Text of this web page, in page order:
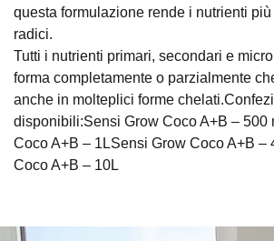
questa formulazione rende i nutrienti
radici.
Tutti i nutrienti primari, secondari e
forma completamente o parzialmente
anche in molteplici forme
disponibili:Sensi Grow Coco A+B – 500
Coco A+B – 1LSensi Grow Coco A+B –
Coco A+B – 10L